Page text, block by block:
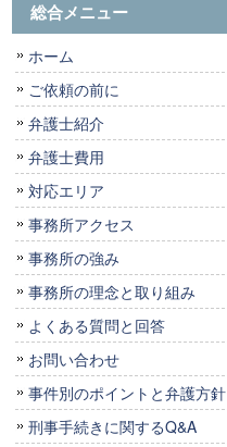
総合メニュー
ホーム
ご依頼の前に
弁護士紹介
弁護士費用
対応エリア
事務所アクセス
事務所の強み
事務所の理念と取り組み
よくある質問と回答
お問い合わせ
事件別のポイントと弁護方針
刑事手続きに関するQ&A